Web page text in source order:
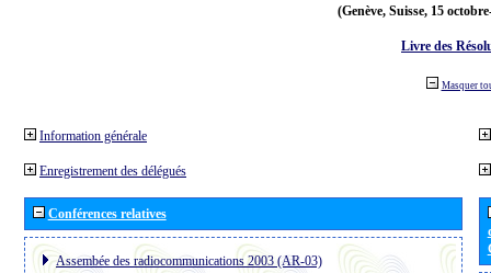
(Genève, Suisse, 15
Livre des
Masquer
Information générale
Enregistrement des délégués
Conférences relatives
Assembée des radiocommunications 2003 (AR-03)